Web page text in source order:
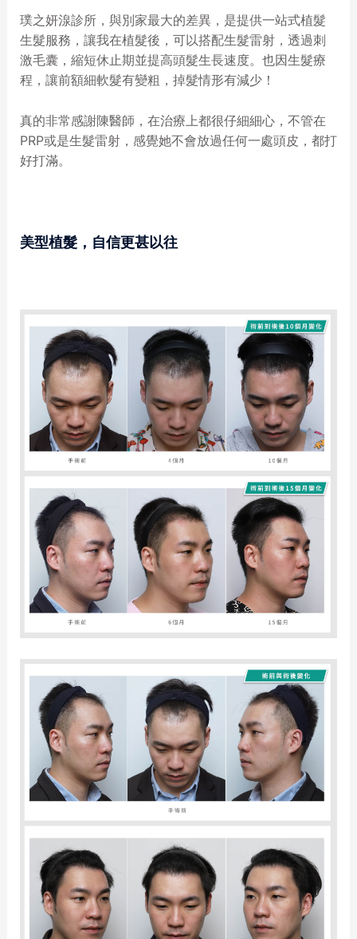
璞之妍湶診所，與別家最大的差異，是提供一站式植髮
生髮服務，讓我在植髮後，可以搭配生髮雷射，透過刺
激毛囊，縮短休止期並提高頭髮生長速度。也因生髮療
程，讓前額細軟髮有變粗，掉髮情形有減少！
真的非常感謝陳醫師，在治療上都很仔細細心，不管在
PRP或是生髮雷射，感覺她不會放過任何一處頭皮，都打
好打滿。
美型植髮，自信更甚以往